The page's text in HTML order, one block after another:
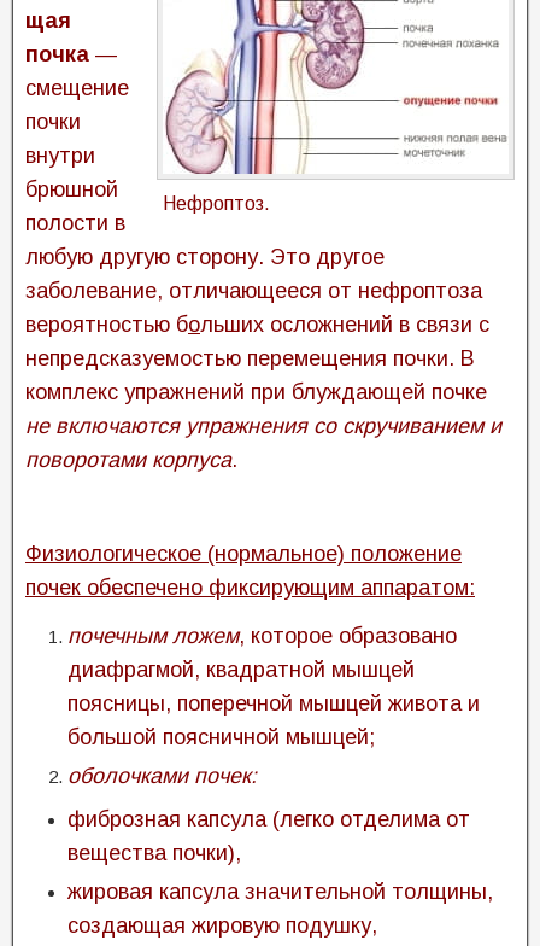
Нефроптоз.
щая
почка —
смещение
почки
внутри
брюшной
полости в
любую другую сторону. Это другое
заболевание, отличающееся от нефроптоза
вероятностью больших осложнений в связи с
непредсказуемостью перемещения почки. В
комплекс упражнений при блуждающей почке
не включаются упражнения со скручиванием и
поворотами корпуса.
Физиологическое (нормальное) положение
почек обеспечено фиксирующим аппаратом:
почечным ложем, которое образовано
диафрагмой, квадратной мышцей
поясницы, поперечной мышцей живота и
большой поясничной мышцей;
оболочками почек:
фиброзная капсула (легко отделима от
вещества почки),
жировая капсула значительной толщины,
создающая жировую подушку,